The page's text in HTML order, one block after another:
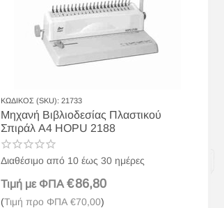
ΚΩΔΙΚΟΣ (SKU): 21733
Μηχανή Βιβλιοδεσίας Πλαστικού
Σπιράλ A4 HOPU 2188
Διαθέσιμο από 10 έως 30 ημέρες
Τιμή με ΦΠΑ €86,80
(Τιμή προ ΦΠΑ €70,00)